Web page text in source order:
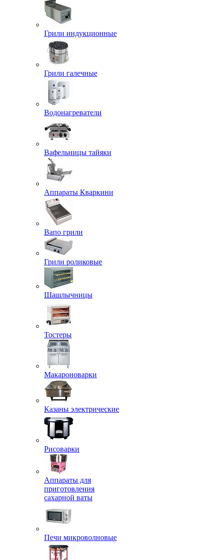
Грили индукционные
Грили галечные
Водонагреватели
Вафельницы тайяки
Аппараты Кваркини
Вапо грили
Грили роликовые
Шашлычницы
Тостеры
Макароноварки
Казаны электрические
Рисоварки
Аппараты для
приготовления
сахарной ваты
Печи микроволновые